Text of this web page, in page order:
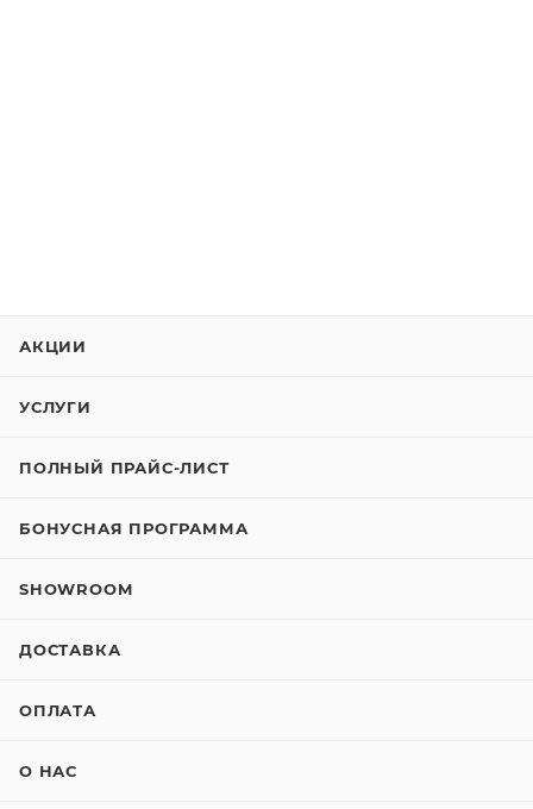
АКЦИИ
УСЛУГИ
ПОЛНЫЙ ПРАЙС-ЛИСТ
БОНУСНАЯ ПРОГРАММА
SHOWROOM
ДОСТАВКА
ОПЛАТА
О НАС